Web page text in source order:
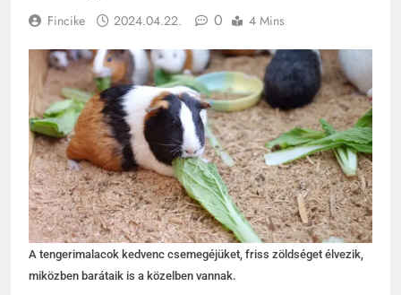
Fincike 2024.04.22. 0 4 Mins
A tengerimalacok kedvenc csemegéjüket, friss zöldséget élvezik,
miközben barátaik is a közelben vannak.